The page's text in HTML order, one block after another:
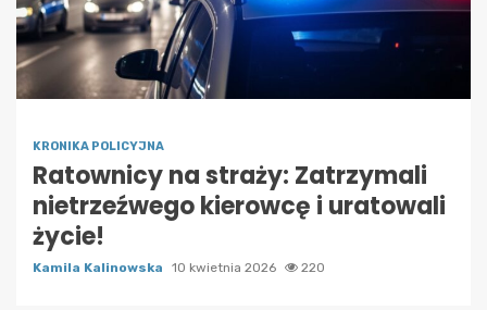
KRONIKA POLICYJNA
Ratownicy na straży: Zatrzymali
nietrzeźwego kierowcę i uratowali
życie!
Kamila Kalinowska 10 kwietnia 2026 220